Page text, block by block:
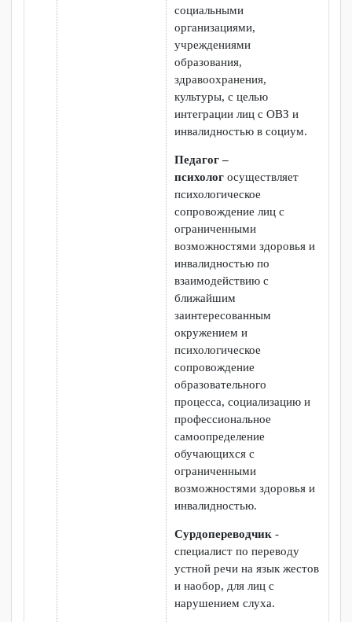
сопровождение
обучающихся с
инвалидностью и ОВЗ,
оказывает помощь в
освоении учебных
программ, является
связующим звеном,
координацию педагогов,
социальных педагогов,
психологов, необходимых
инвалиду на каждом этапе
образовательного
Социальный педагог
социально-педагогическое
сопровождение семей лиц с
ограниченными
инвалидностью
ближайшим
заинтересованным
окружением.
Взаимодействие с
общественными и
социальными
учреждениями
образования,
здравоохранения,
культуры, с целью